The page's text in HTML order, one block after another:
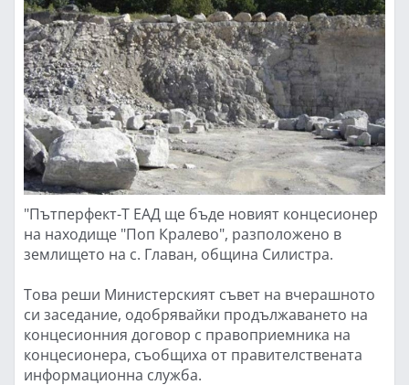
"Пътперфект-Т ЕАД ще бъде новият концесионер
на находище "Поп Кралево", разположено в
землището на с. Главан, община Силистра.
Това реши Министерският съвет на вчерашното
си заседание, одобрявайки продължаването на
концесионния договор с правоприемника на
концесионера, съобщиха от правителствената
информационна служба.